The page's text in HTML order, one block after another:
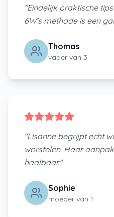
"Eindelijk praktische
6W's methode is een
Thomas
vader van 3
"Lisanne begrijpt echt
worstelen. Haar
haalbaar."
Sophie
moeder van 1